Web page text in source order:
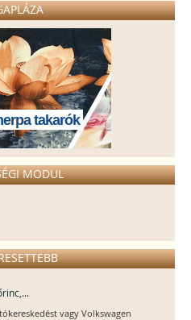
takarók
MODUL
vagy Volkswagen